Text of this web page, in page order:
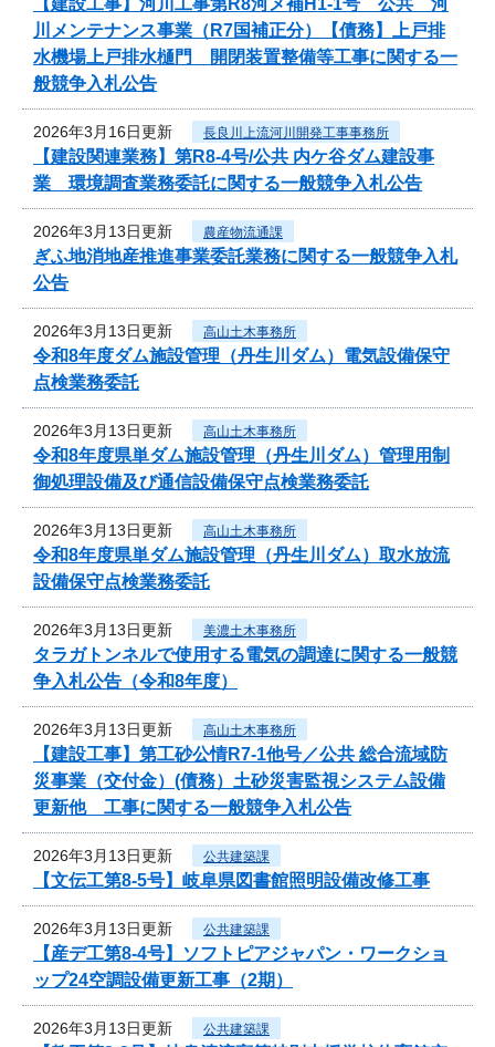
川メンテナンス事業（R7国補正分）【債務】上戸排
水機場上戸排水樋門 開閉装置整備等工事に関する一
般競争入札公告
2026年3月16日更新 長良川上流河川開発工事事務所
【建設関連業務】第R8-4号/公共 内ケ谷ダム建設事
業 環境調査業務委託に関する一般競争入札公告
2026年3月13日更新 農産物流通課
ぎふ地消地産推進事業委託業務に関する一般競争入札
公告
2026年3月13日更新 高山土木事務所
令和8年度ダム施設管理（丹生川ダム）電気設備保守
点検業務委託
2026年3月13日更新 高山土木事務所
令和8年度県単ダム施設管理（丹生川ダム）管理用制
御処理設備及び通信設備保守点検業務委託
2026年3月13日更新 高山土木事務所
令和8年度県単ダム施設管理（丹生川ダム）取水放流
設備保守点検業務委託
2026年3月13日更新 美濃土木事務所
タラガトンネルで使用する電気の調達に関する一般競
争入札公告（令和8年度）
2026年3月13日更新 高山土木事務所
【建設工事】第工砂公情R7-1他号／公共 総合流域防
災事業（交付金）(債務）土砂災害監視システム設備
更新他 工事に関する一般競争入札公告
2026年3月13日更新 公共建築課
【文伝工第8-5号】岐阜県図書館照明設備改修工事
2026年3月13日更新 公共建築課
【産デ工第8-4号】ソフトピアジャパン・ワークショ
ップ24空調設備更新工事（2期）
2026年3月13日更新 公共建築課